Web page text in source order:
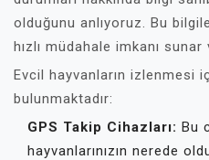
olduğunu anlıyoruz. Bu
hızlı müdahale imkanı
Evcil hayvanların izlenmesi
bulunmaktadır:
GPS Takip Cihazları: Bu
hayvanlarınızın nerede